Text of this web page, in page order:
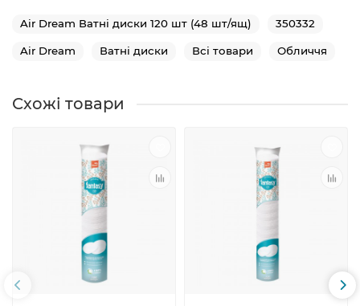
Air Dream Ватні диски 120 шт (48 шт/ящ) 350332
Air Dream Ватні диски Всі товари Обличчя
Схожі товари